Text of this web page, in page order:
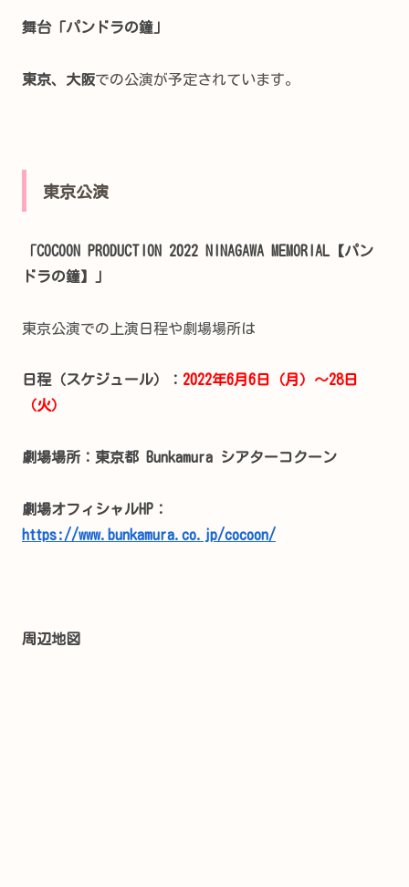
舞台「パンドラの鐘」
東京、大阪での公演が予定されています。
東京公演
「COCOON PRODUCTION 2022 NINAGAWA MEMORIAL【パン
ドラの鐘】」
東京公演での上演日程や劇場場所は
日程（スケジュール）： 2022年6月6日（月）～28日
（火）
劇場場所：東京都 Bunkamura シアターコクーン
劇場オフィシャルHP：
https://www.bunkamura.co.jp/cocoon/
周辺地図